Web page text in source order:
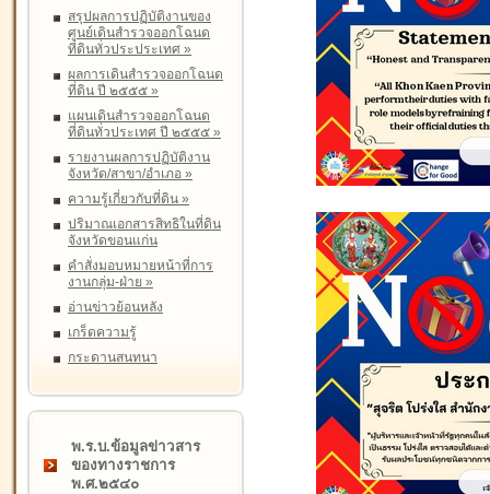
สรุปผลการปฏิบัติงานของ
ศูนย์เดินสำรวจออกโฉนด
ที่ดินทั่วประประเทศ »
ผลการเดินสำรวจออกโฉนด
ที่ดิน ปี ๒๕๕๕ »
แผนเดินสำรวจออกโฉนด
ที่ดินทั่วประเทศ ปี ๒๕๕๕ »
รายงานผลการปฏิบัติงาน
จังหวัด/สาขา/อำเภอ »
ความรู้เกี่ยวกับที่ดิน »
ปริมาณเอกสารสิทธิในที่ดิน
จังหวัดขอนแก่น
คำสั่งมอบหมายหน้าที่การ
งานกลุ่ม-ฝ่าย »
อ่านข่าวย้อนหลัง
เกร็ดความรู้
กระดานสนทนา
พ.ร.บ.ข้อมูลข่าวสาร
ของทางราชการ
พ.ศ.๒๕๔๐